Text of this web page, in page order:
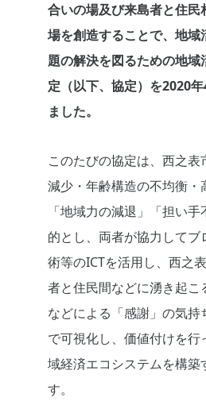
合いの場及び来島者と住民
場を創造することで、地域
題の解決を図るための地域
定（以下、協定）を2020
ました。
このたびの協定は、西之表
減少・年齢構造の不均衡・
「地域力の減退」「担い
的とし、両者が協力してブ
術等のICTを活用し、西之
者と住民間などに湧き起こ
などによる「感謝」の気持
で可視化し、価値付けを行
域経済エコシステムを構築
す。